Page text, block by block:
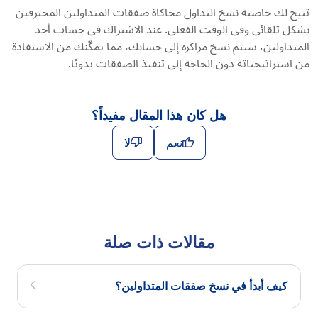
تتيح لك خاصية نسخ التداول محاكاة صفقات المتداولين المحترفين
بشكل تلقائي وفي الوقت الفعلي. عند الاشتراك في حساب أحد
المتداولين، سيتم نسخ مراكزه إلى حسابك، مما يمكّنك من الاستفادة
من استراتيجياته دون الحاجة إلى تنفيذ الصفقات يدويًا.
هل كان هذا المقال مفيداً؟
نعم لا
مقالات ذات صلة
كيف أبدأ في نسخ صفقات المتداولين؟